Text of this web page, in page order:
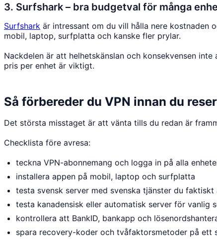
3. Surfshark – bra budgetval för många
Surfshark är intressant om du vill hålla nere kostnaden
mobil, laptop, surfplatta och kanske fler prylar.
Nackdelen är att helhetskänslan och konsekvensen
pris per enhet är viktigt.
Så förbereder du VPN innan du
Det största misstaget är att vänta tills du redan är
Checklista före avresa:
teckna VPN-abonnemang och logga in på alla
installera appen på mobil, laptop och surfplatta
testa svensk server med svenska tjänster du faktiskt
testa kanadensisk eller automatisk server för vanlig
kontrollera att BankID, bankapp och
spara recovery-koder och tvåfaktorsmetoder på ett